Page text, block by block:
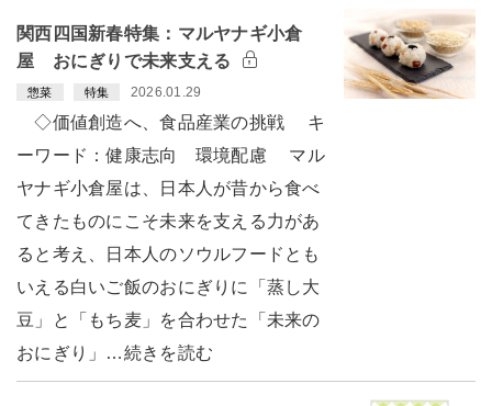
関西四国新春特集：マルヤナギ小倉
屋 おにぎりで未来支える
惣菜 特集 2026.01.29
◇価値創造へ、食品産業の挑戦 キ
ーワード：健康志向 環境配慮 マル
ヤナギ小倉屋は、日本人が昔から食べ
てきたものにこそ未来を支える力があ
ると考え、日本人のソウルフードとも
いえる白いご飯のおにぎりに「蒸し大
豆」と「もち麦」を合わせた「未来の
おにぎり」…続きを読む